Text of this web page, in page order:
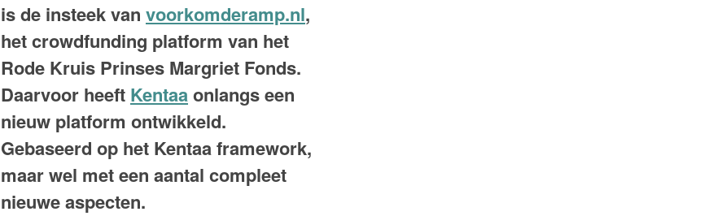
is de insteek van voorkomderamp.nl,
het crowdfunding platform van het
Rode Kruis Prinses Margriet Fonds.
Daarvoor heeft Kentaaonlangs een
nieuw platform ontwikkeld.
Gebaseerd op het Kentaa framework,
maar wel met een aantal compleet
nieuwe aspecten.